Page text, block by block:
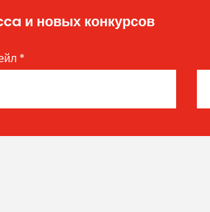
и новых конкурсов
*